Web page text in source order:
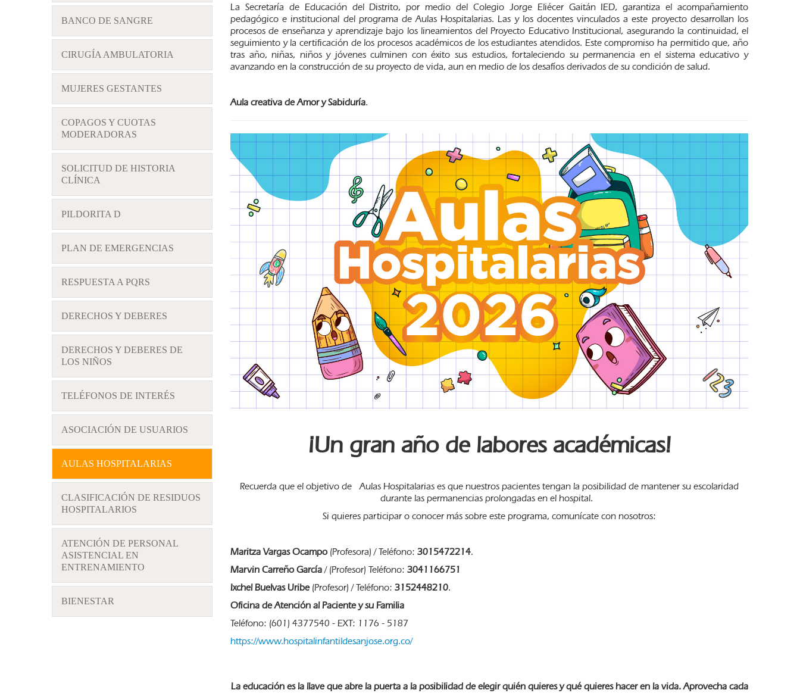
BANCO DE SANGRE
CIRUGÍA AMBULATORIA
MUJERES GESTANTES
COPAGOS Y CUOTAS
MODERADORAS
SOLICITUD DE HISTORIA
CLÍNICA
PILDORITA D
PLAN DE EMERGENCIAS
RESPUESTA A PQRS
DERECHOS Y DEBERES
DERECHOS Y DEBERES DE
LOS NIÑOS
TELÉFONOS DE INTERÉS
ASOCIACIÓN DE USUARIOS
AULAS HOSPITALARIAS
CLASIFICACIÓN DE RESIDUOS
HOSPITALARIOS
ATENCIÓN DE PERSONAL
ASISTENCIAL EN
ENTRENAMIENTO
BIENESTAR
La Secretaría de Educación del Distrito, por medio del Colegio Jorge Eliécer Gaitán IED, garantiza el acompañamiento
pedagógico e institucional del programa de Aulas Hospitalarias. Las y los docentes vinculados a este proyecto desarrollan los
procesos de enseñanza y aprendizaje bajo los lineamientos del Proyecto Educativo Institucional, asegurando la continuidad, el
seguimiento y la certificación de los procesos académicos de los estudiantes atendidos. Este compromiso ha permitido que, año
tras año, niñas, niños y jóvenes culminen con éxito sus estudios, fortaleciendo su permanencia en el sistema educativo y
avanzando en la construcción de su proyecto de vida, aun en medio de los desafíos derivados de su condición de salud.
Aula creativa de Amor y Sabiduría.
¡Un gran año de labores académicas!
Recuerda que el objetivo de Aulas Hospitalarias es que nuestros pacientes tengan la posibilidad de mantener su escolaridad
durante las permanencias prolongadas en el hospital.
Si quieres participar o conocer más sobre este programa, comunícate con nosotros:
Maritza Vargas Ocampo(Profesora) / Teléfono: 3015472214.
Marvin Carreño García/ (Profesor) Teléfono: 3041166751
Ixchel Buelvas Uribe(Profesor) / Teléfono: 3152448210.
Oficina de Atención al Paciente y su Familia
Teléfono: (601) 4377540 - EXT: 1176 - 5187
https://www.hospitalinfantildesanjose.org.co/
La educación es la llaveque abre la puerta a la posibilidad de elegir quién quieres y qué quieres hacer en la vida. Aprovecha cada